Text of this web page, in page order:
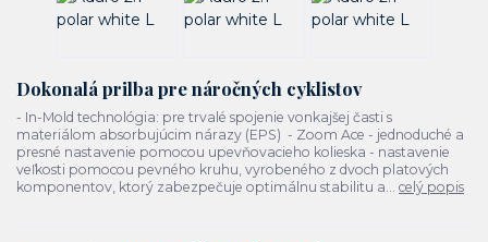
Dokonalá prilba pre náročných cyklistov
- In-Mold technológia: pre trvalé spojenie vonkajšej časti s
materiálom absorbujúcim nárazy (EPS) - Zoom Ace - jednoduché a
presné nastavenie pomocou upevňovacieho kolieska - nastavenie
veľkosti pomocou pevného kruhu, vyrobeného z dvoch platových
komponentov, ktorý zabezpečuje optimálnu stabilitu a... celý popis